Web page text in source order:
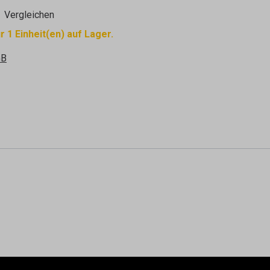
Vergleichen
1 Einheit(en) auf Lager.